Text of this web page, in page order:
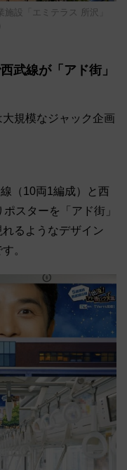
設「エミテラス 所沢」
武線が「アド街」
規模なジャック企画
（10両1編成）と西
スターを「アド街」
るようなデザイン
。